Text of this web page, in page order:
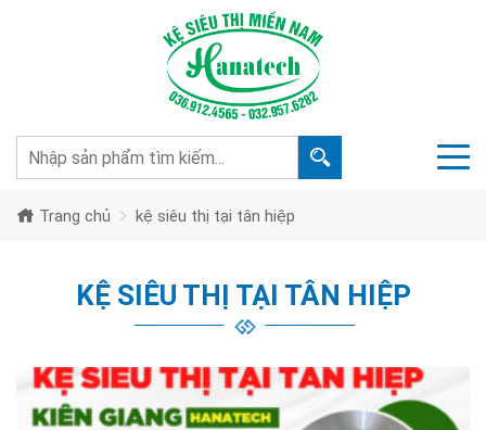
Trang chủ kệ siêu thị tại tân hiệp
KỆ SIÊU THỊ TẠI TÂN HIỆP